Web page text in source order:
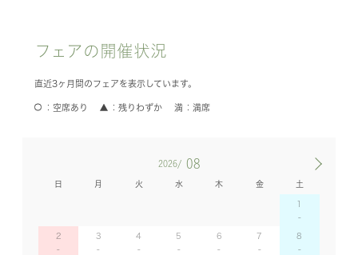
フェアの開催状況
直近3ヶ月間のフェアを表示しています。
空席あり 残りわずか 満席
2026/ 08
日 月 火 水 木 金 土
1
2 3 4 5 6 7 8